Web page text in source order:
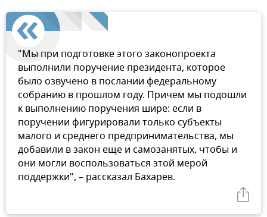
"Мы при подготовке этого законопроекта
выполнили поручение президента, которое
было озвучено в послании федеральному
собранию в прошлом году. Причем мы подошли
к выполнению поручения шире: если в
поручении фигурировали только субъекты
малого и среднего предпринимательства, мы
добавили в закон еще и самозанятых, чтобы и
они могли воспользоваться этой мерой
поддержки", – рассказал Бахарев.